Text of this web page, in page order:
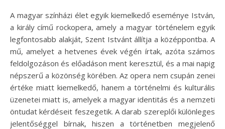
A magyar színházi élet egyik kiemelkedő eseménye István,
a király című rockopera, amely a magyar történelem egyik
legfontosabb alakját, Szent Istvánt állítja a középpontba. A
mű, amelyet a hetvenes évek végén írtak, azóta számos
feldolgozáson és előadáson ment keresztül, és a mai napig
népszerű a közönség körében. Az opera nem csupán zenei
értéke miatt kiemelkedő, hanem a történelmi és kulturális
üzenetei miatt is, amelyek a magyar identitás és a nemzeti
öntudat kérdéseit feszegetik. A darab szereplői különleges
jelentőséggel bírnak, hiszen a történetben megjelenő